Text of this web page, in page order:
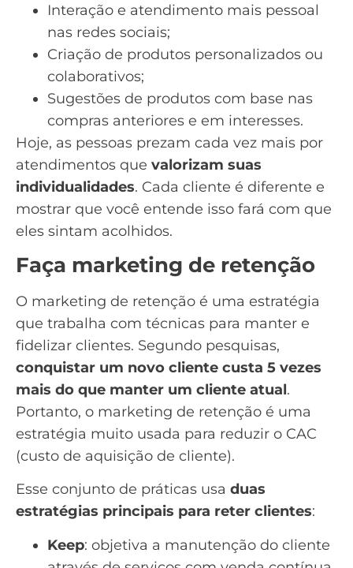
Interação e atendimento mais pessoal
nas redes sociais;
Criação de produtos personalizados ou
colaborativos;
Sugestões de produtos com base nas
compras anteriores e em interesses.
Hoje, as pessoas prezam cada vez mais por
atendimentos que valorizam suas
individualidades. Cada cliente é diferente e
mostrar que você entende isso fará com que
eles sintam acolhidos.
Faça marketing de retenção
O marketing de retenção é uma estratégia
que trabalha com técnicas para manter e
fidelizar clientes. Segundo pesquisas,
conquistar um novo cliente custa 5 vezes
mais do que manter um cliente atual.
Portanto, o marketing de retenção é uma
estratégia muito usada para reduzir o CAC
(custo de aquisição de cliente).
Esse conjunto de práticas usa duas
estratégias principais para reter clientes:
Keep: objetiva a manutenção do cliente